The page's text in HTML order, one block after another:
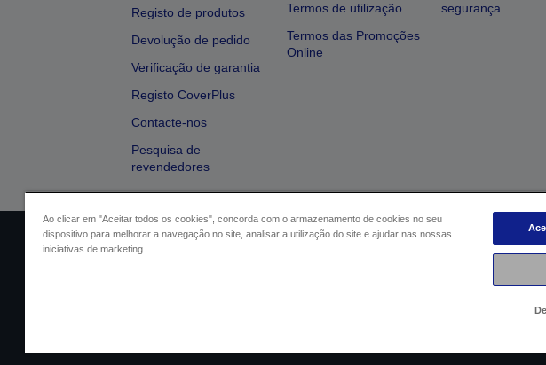
Registo de produtos
Devolução de pedido
Verificação de garantia
Registo CoverPlus
Contacte-nos
Pesquisa de
revendedores
Termos de utilização
Termos das Promoções
Online
segurança
Identificação do vendedor Identificação da conformidade do
Compromisso
Ao clicar em "Aceitar todos os cookies", concorda com o armazenamento de cookies no seu
dispositivo para melhorar a navegação no site, analisar a utilização do site e ajudar nas nossas
iniciativas de marketing.